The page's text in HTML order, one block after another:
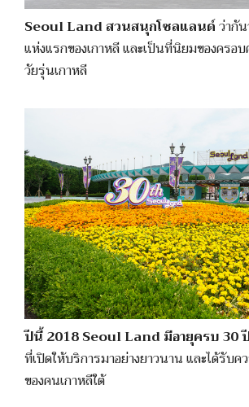
Seoul Land สวนสนุกโซลแลนด์ว่ากั
แห่งแรกของเกาหลี และเป็นที่นิยมของครอ
วัยรุ่นเกาหลี
ปีนี้ 2018 Seoul Land มีอายุครบ 30
ที่เปิดให้บริการมาอย่างยาวนาน และได้รับ
ของคนเกาหลีใต้